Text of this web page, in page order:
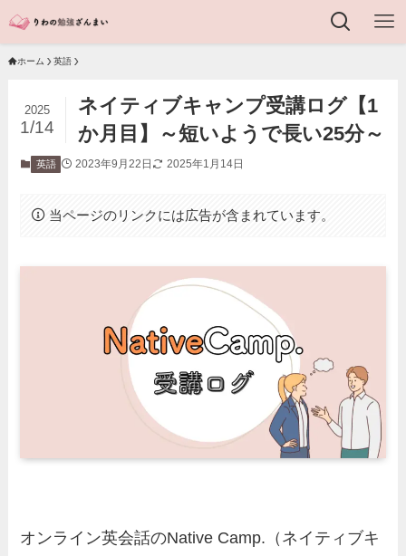
ホーム 英語
ネイティブキャンプ受講ログ【1
か月目】～短いようで長い25分～
2025
1/14
英語 2023年9月22日 2025年1月14日
当ページのリンクには広告が含まれています。
オンライン英会話のNative Camp.（ネイティブキ